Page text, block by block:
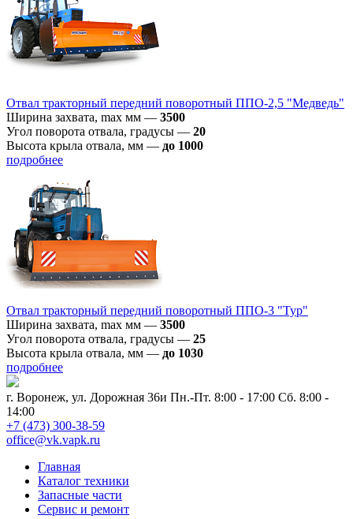
Отвал тракторный передний поворотный ППО-2,5 "Медведь"
Ширина захвата, max мм — 3500
Угол поворота отвала, градусы — 20
Высота крыла отвала, мм — до 1000
подробнее
Отвал тракторный передний поворотный ППО-3 "Тур"
Ширина захвата, max мм — 3500
Угол поворота отвала, градусы — 25
Высота крыла отвала, мм — до 1030
подробнее
г. Воронеж, ул. Дорожная 36и Пн.-Пт. 8:00 - 17:00 Сб. 8:00 -
14:00
+7 (473) 300-38-59
office@vk.vapk.ru
Главная
Каталог техники
Запасные части
Сервис и ремонт